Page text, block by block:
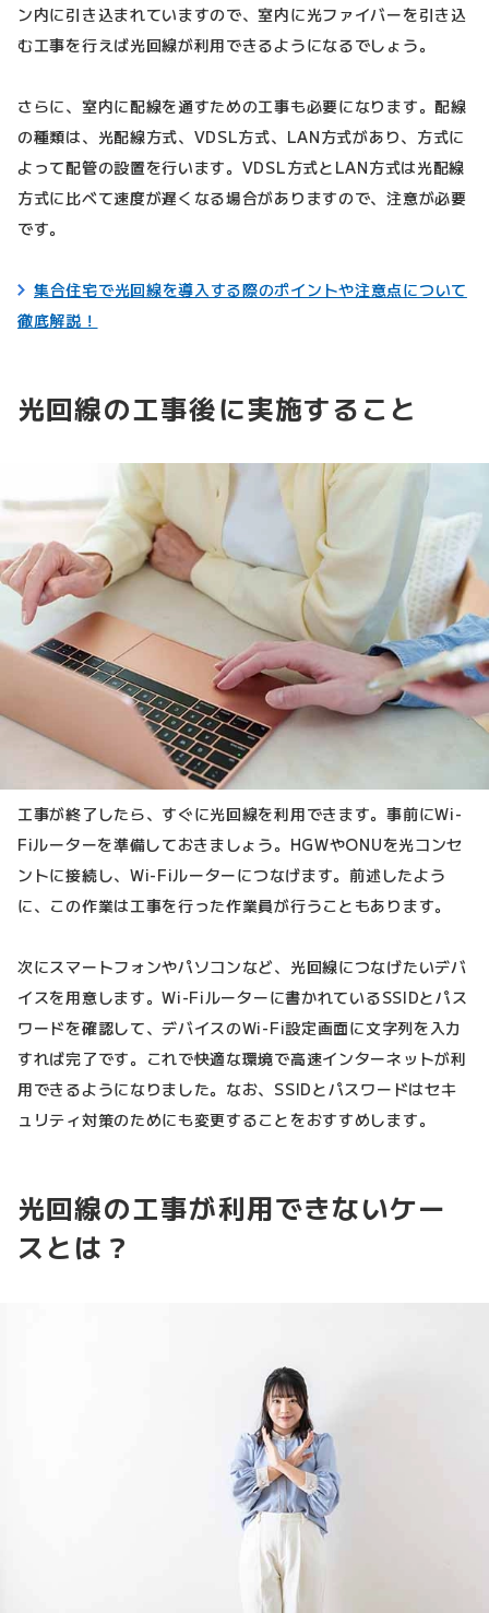
ン内に引き込まれていますので、室内に光ファイバーを引き込
む工事を行えば光回線が利用できるようになるでしょう。
さらに、室内に配線を通すための工事も必要になります。配線
の種類は、光配線方式、VDSL方式、LAN方式があり、方式に
よって配管の設置を行います。VDSL方式とLAN方式は光配線
方式に比べて速度が遅くなる場合がありますので、注意が必要
です。
集合住宅で光回線を導入する際のポイントや注意点について
徹底解説！
光回線の工事後に実施すること
工事が終了したら、すぐに光回線を利用できます。事前にWi-
Fiルーターを準備しておきましょう。HGWやONUを光コンセ
ントに接続し、Wi-Fiルーターにつなげます。前述したよう
に、この作業は工事を行った作業員が行うこともあります。
次にスマートフォンやパソコンなど、光回線につなげたいデバ
イスを用意します。Wi-Fiルーターに書かれているSSIDとパス
ワードを確認して、デバイスのWi-Fi設定画面に文字列を入力
すれば完了です。これで快適な環境で高速インターネットが利
用できるようになりました。なお、SSIDとパスワードはセキ
ュリティ対策のためにも変更することをおすすめします。
光回線の工事が利用できないケー
スとは？